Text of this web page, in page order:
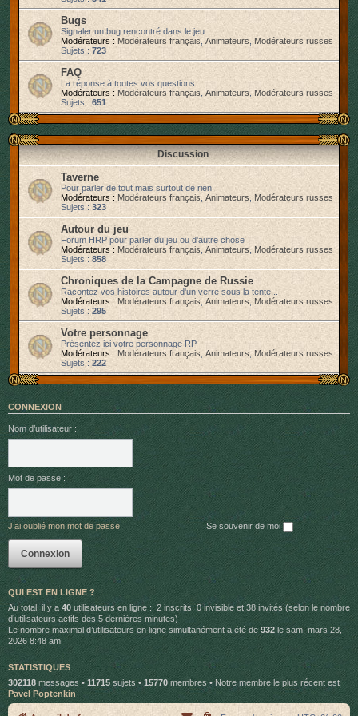
Bugs
Signaler un bug rencontré dans le jeu
Modérateurs : Modérateurs français Animateurs
Modérateurs russes
Sujets : 723
FAQ
La réponse à toutes vos questions
Modérateurs : Modérateurs français Animateurs, Modérateurs russes
Sujets : 651
Discussion
Taverne
Pour parler de tout mais surtout de rien
Modérateurs : Modérateurs français Animateurs
Modérateurs russes
Sujets : 323
Autour du jeu
Forum HRP pour parler du jeu ou d'autre chose
Modérateurs : Modérateurs français Animateurs Modérateurs russes
Sujets : 858
Chroniques de la Campagne de Russie
Racontez vos histoires autour d'un verre sous la tente...
Modérateurs : Modérateurs français Animateurs
Modérateurs russes
Sujets : 295
Votre personnage
Présentez ici votre personnage RP
Modérateurs : Modérateurs français Animateurs, Modérateurs russes
Sujets : 222
CONNEXION
Nom d’utilisateur :
Mot de passe :
J’ai oublié mon mot de passe Se souvenir de moi
QUI EST EN LIGNE ?
Au total, il y a 40 utilisateurs en ligne :: 2 inscrits, 0 invisible et 38 invités (selon le nombre
d’utilisateurs actifs des 5 dernières minutes)
Le nombre maximal d’utilisateurs en ligne simultanément a été de 932 le sam. mars 28,
2026 8:48 am
STATISTIQUES
302118 messages • 11715 sujets • 15770 membres • Notre membre le plus récent est
Pavel Poptenkin